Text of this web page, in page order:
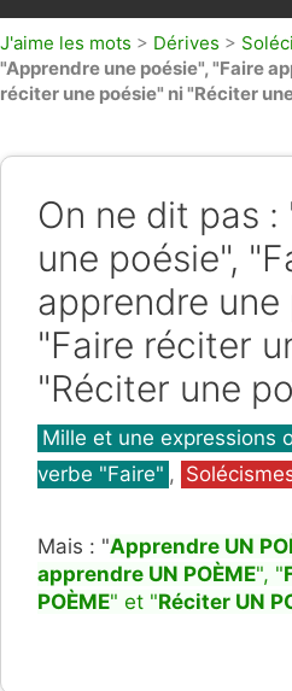
J'aime les mots > Dérives >
"Apprendre une poésie", "Faire
réciter une poésie" ni "Réciter
On ne dit pas :
une poésie",
apprendre une
"Faire réciter
"Réciter une
Catégories
Mille et une expressions
verbe "Faire" ,
Mais : "Apprendre UN
apprendre UN POÈME", "
POÈME" et "Réciter UN